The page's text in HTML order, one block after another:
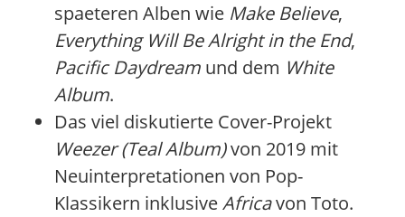
spaeteren Alben wie Make Believe,
Everything Will Be Alright in the End,
Pacific Daydream und dem White
Album.
Das viel diskutierte Cover-Projekt
Weezer (Teal Album)von 2019 mit
Neuinterpretationen von Pop-
Klassikern inklusiveAfricavon Toto.